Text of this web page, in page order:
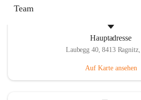
Team
Hauptadresse
Laubegg 40, 8413
Auf Karte ansehen